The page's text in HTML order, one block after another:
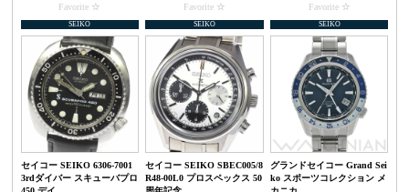
Favorite
Favorite
Favorite
SEIKO
セイコー SEIKO 6306-7001
3rdダイバー スキューバプロ
SEIKO
セイコー SEIKO SBEC005/8
R48-00L0 プロスペックス 50
SEIKO
グランドセイコー Grand Sei
ko スポーツコレクション メ